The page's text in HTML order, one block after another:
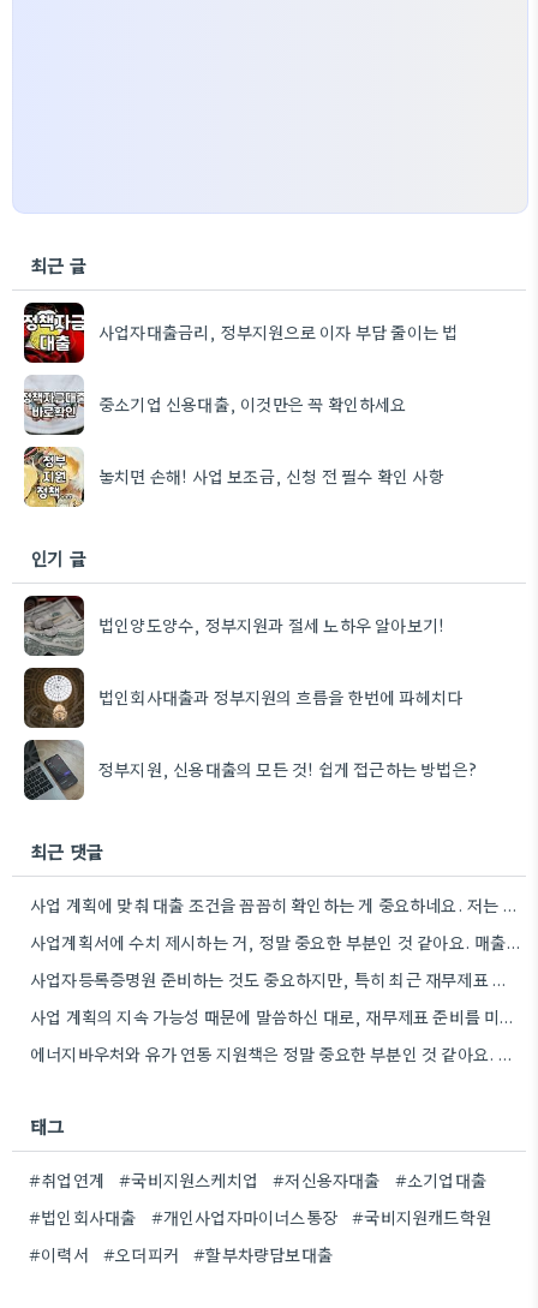
최근 글
사업자대출금리, 정부지원으로 이자 부담 줄이는 법
중소기업 신용대출, 이것만은 꼭 확인하세요
놓치면 손해! 사업 보조금, 신청 전 필수 확인 사항
인기 글
법인양도양수, 정부지원과 절세 노하우 알아보기!
법인회사대출과 정부지원의 흐름을 한번에 파헤치다
정부지원, 신용대출의 모든 것! 쉽게 접근하는 방법은?
최근 댓글
사업 계획에 맞춰 대출 조건을 꼼꼼히 확인하는 게 중요하네요. 저는 사업 확장 시 금리 변화를…
사업계획서에 수치 제시하는 거, 정말 중요한 부분인 것 같아요. 매출 성장률이나 고용 목표를 구체적으로 적으면…
사업자등록증명원 준비하는 것도 중요하지만, 특히 최근 재무제표 유효기간 꼭 확인해야 해요. 제가 최근 사업 계획서…
사업 계획의 지속 가능성 때문에 말씀하신 대로, 재무제표 준비를 미리 해두는 게 정말 중요하네요. 특히…
에너지바우처와 유가 연동 지원책은 정말 중요한 부분인 것 같아요. 특히 농어민분들이 에너지 가격 변동에 덜…
태그
#취업연계 #국비지원스케치업 #저신용자대출
#소기업대출
#법인회사대출
#개인사업자마이너스통장
#국비지원캐드학원
#이력서
#오더피커 #할부차량담보대출